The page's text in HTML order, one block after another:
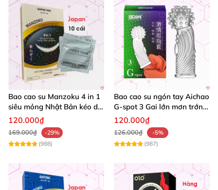
Bao cao su Manzoku 4 in 1
siêu mỏng Nhật Bản kéo dài
thời gian an toàn
120.000₫
169.000₫
-29%
(988)
Bao cao su ngón tay Aichao
G-spot 3 Gai lớn mơn trớn
cực phê
120.000₫
126.000₫
-5%
(987)